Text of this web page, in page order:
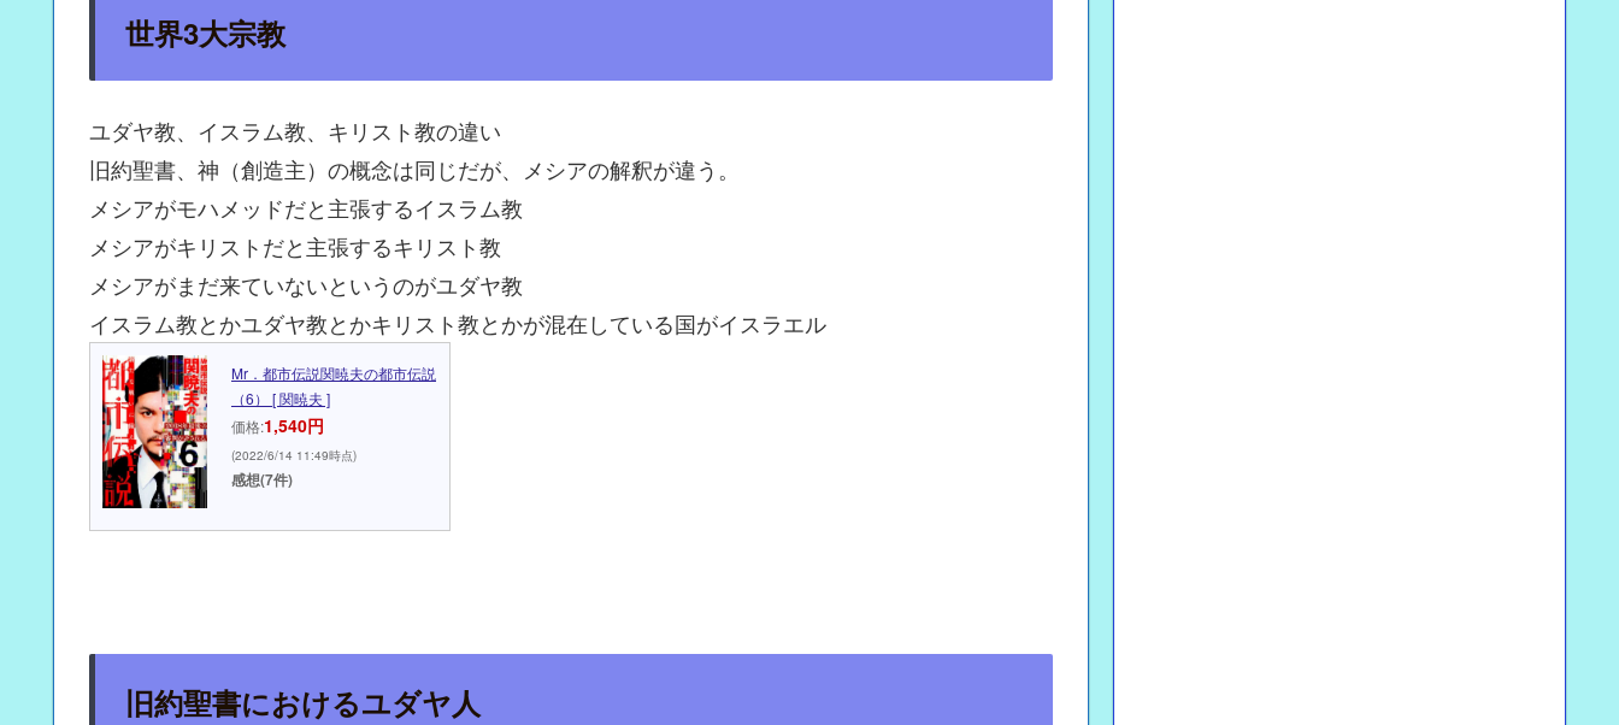
世界3大宗教
ユダヤ教、イスラム教、キリスト教の違い
旧約聖書、神（創造主）の概念は同じだが、メシアの解釈が違う。
メシアがモハメッドだと主張するイスラム教
メシアがキリストだと主張するキリスト教
メシアがまだ来ていないというのがユダヤ教
イスラム教とかユダヤ教とかキリスト教とかが混在している国がイスラエル
Mr．都市伝説関暁夫の都市伝説
（6） [ 関暁夫 ]
価格:1,540円
(2022/6/14 11:49時点)
感想(7件)
旧約聖書におけるユダヤ人